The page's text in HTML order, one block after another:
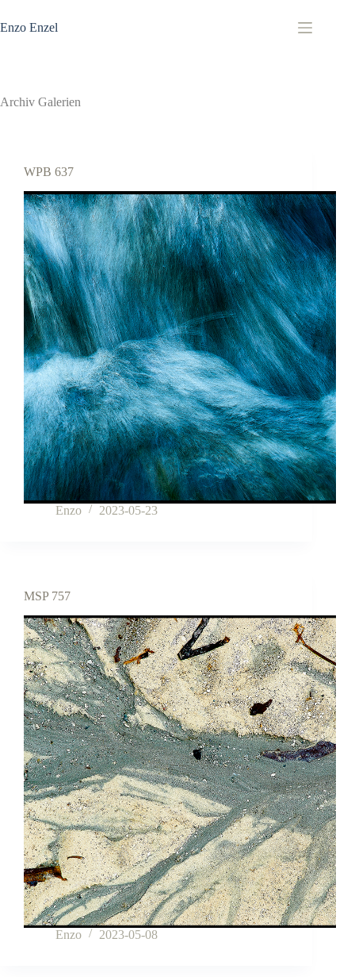
Inhalt
springen
Enzo Enzel
Archiv Galerien
WPB 637
Enzo 2023-05-23
MSP 757
Enzo 2023-05-08